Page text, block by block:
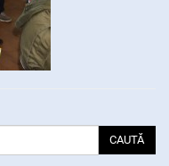
CAUTĂ